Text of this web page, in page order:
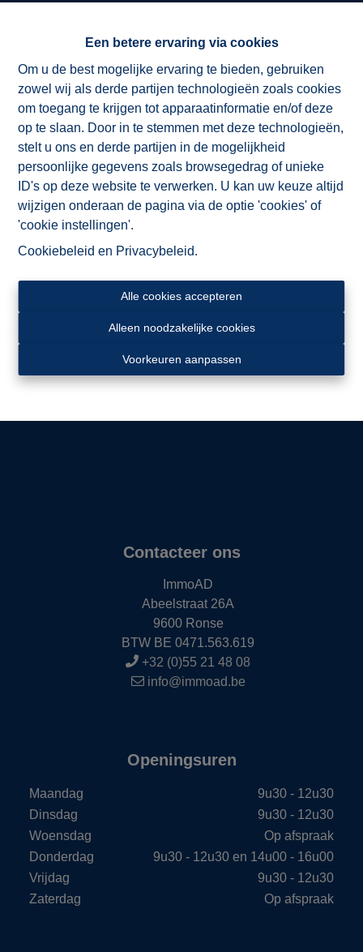
Een betere ervaring via cookies
Om u de best mogelijke ervaring te bieden, gebruiken
zowel wij als derde partijen technologieën zoals cookies
om toegang te krijgen tot apparaatinformatie en/of deze
op te slaan. Door in te stemmen met deze technologieën,
stelt u ons en derde partijen in de mogelijkheid
persoonlijke gegevens zoals browsegedrag of unieke
ID's op deze website te verwerken. U kan uw keuze altijd
wijzigen onderaan de pagina via de optie 'cookies' of
'cookie instellingen'.
Cookiebeleid en Privacybeleid.
Alle cookies accepteren
Alleen noodzakelijke cookies
Voorkeuren aanpassen
NV ImmoAD
Contacteer ons
ImmoAD
Abeelstraat 26A
9600 Ronse
BTW BE 0471.563.619
+32 (0)55 21 48 08
info@immoad.be
Openingsuren
Maandag
9u30 - 12u30
Dinsdag
9u30 - 12u30
Woensdag
Op afspraak
Donderdag
9u30 - 12u30 en 14u00 - 16u00
Vrijdag
9u30 - 12u30
Zaterdag
Op afspraak